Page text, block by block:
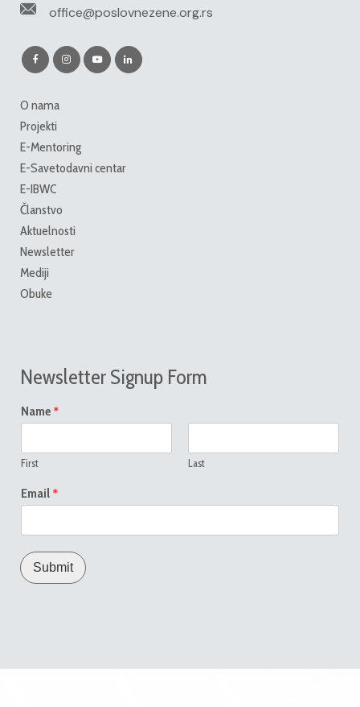
office@poslovnezene.org.rs
O nama
Projekti
E-Mentoring
E-Savetodavni centar
E-IBWC
Članstvo
Aktuelnosti
Newsletter
Mediji
Obuke
Newsletter Signup Form
Name *
First Last
Email *
Submit